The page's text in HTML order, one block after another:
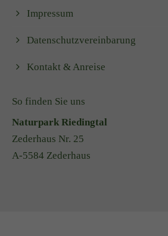
Impressum
Datenschutzvereinbarung
Kontakt & Anreise
So finden Sie uns
Naturpark Riedingtal
Zederhaus Nr. 25
A-5584 Zederhaus